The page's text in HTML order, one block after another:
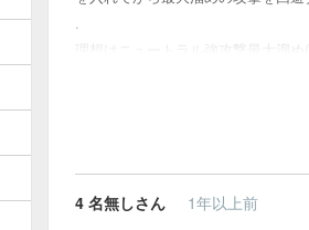
.
理想はニュートラル強攻撃最大溜
4 名無しさん 1年以上前